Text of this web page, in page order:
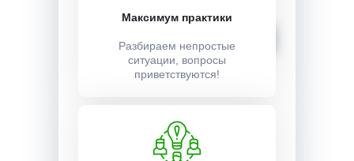
Максимум практики
Разбираем непростые
ситуации, вопросы
приветствуются!